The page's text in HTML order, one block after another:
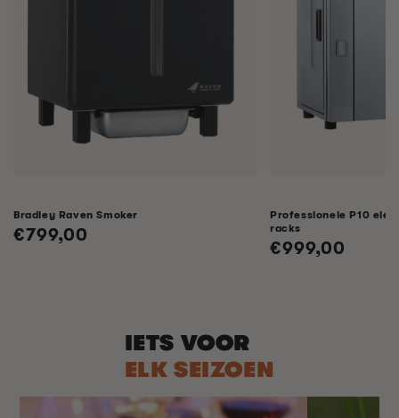
Bradley Raven Smoker
Normale
€799,00
Professionele P10
racks
Normale
€999,00
IETS VOOR
ELK SEIZOEN